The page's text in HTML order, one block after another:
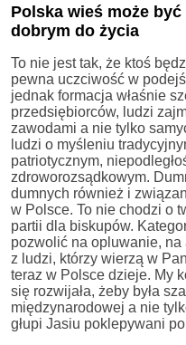
Polska wieś może
dobrym do życia
To nie jest tak, że ktoś
pewna uczciwość w
jednak formacja właśnie
przedsiębiorców, ludzi
zawodami a nie tylko
ludzi o myśleniu
patriotycznym,
zdroworozsądkowym.
dumnych również i
w Polsce. To nie chodzi o
partii dla biskupów.
pozwolić na opluwanie,
z ludzi, którzy wierzą w
teraz w Polsce dzieje. My
się rozwijała, żeby była
międzynarodowej a nie
głupi Jasiu poklepywani